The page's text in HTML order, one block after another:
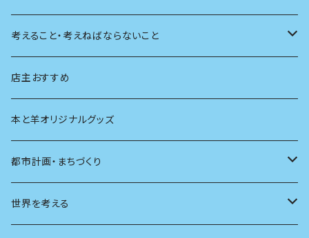
天体
生物
考えること・考えねばならないこと
創元社 シリーズ「あいだで考える」
店主おすすめ
本と羊オリジナルグッズ
都市計画・まちづくり
都市
世界を考える